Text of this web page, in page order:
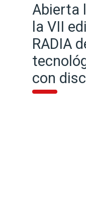
Abierta
la VII
RADIA
con